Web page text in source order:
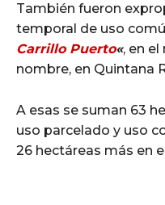
También fueron
temporal de uso
Carrillo Puerto«, en
nombre, en Quintana
A esas se suman 63
uso parcelado y uso
26 hectáreas más en